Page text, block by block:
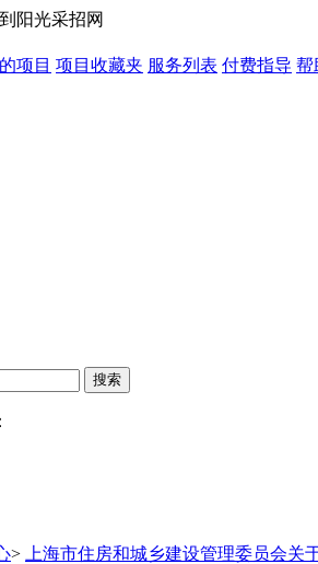
阳光采招网
项目 项目收藏夹 服务列表 付费指导 帮
搜索
> 上海市住房和城乡建设管理委员会关